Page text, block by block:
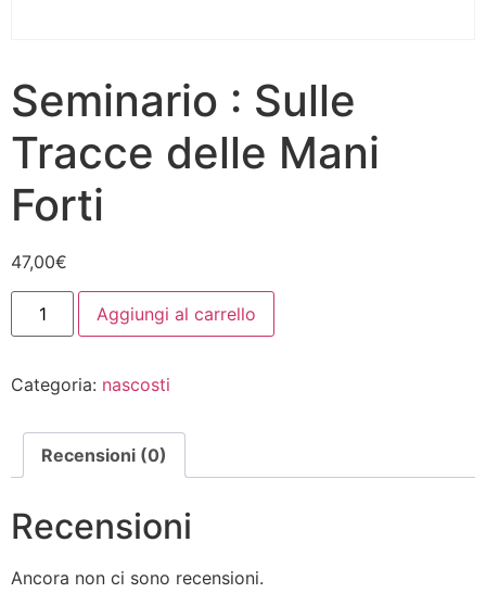
Seminario : Sulle
Tracce delle Mani
Forti
47,00€
Aggiungi al carrello
Categoria: nascosti
Recensioni (0)
Recensioni
Ancora non ci sono recensioni.